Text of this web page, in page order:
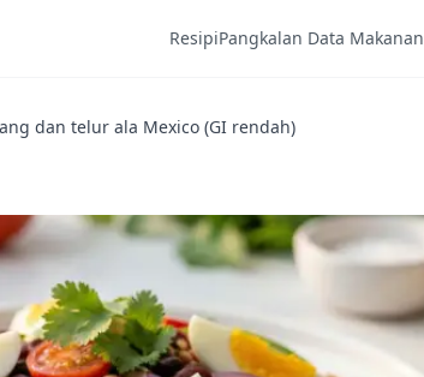
ResipiPangkalan Data Makanan
dan telur ala Mexico (GI rendah)